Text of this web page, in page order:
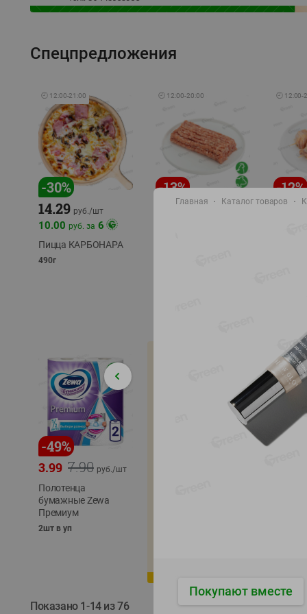
Спецпредложения
🕘 12:00-21:00
-30%
14.29 руб./шт
10.00 руб. за 6
Пицца КАРБОНАРА
490г
🕘 12:00-20:00
-13%
15.59
13.49
🕘 12:00-
-12%
18.99
-49%
7.90
3.99 руб./шт
Полотенца
бумажные Zewa
Премиум
2шт в уп
-
Показано 1-14 из 76
Главная Каталог товаров
Покупают вместе